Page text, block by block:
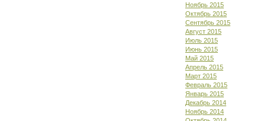
Ноябрь 2015
Октябрь 2015
Сентябрь 2015
Август 2015
Июль 2015
Июнь 2015
Май 2015
Апрель 2015
Март 2015
Февраль 2015
Январь 2015
Декабрь 2014
Ноябрь 2014